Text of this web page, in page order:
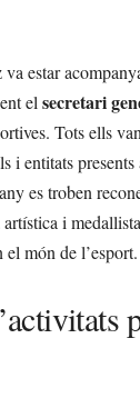
estar
el secretari
Tots ells
i entitats
es troben
artística i
el món de l’esport.